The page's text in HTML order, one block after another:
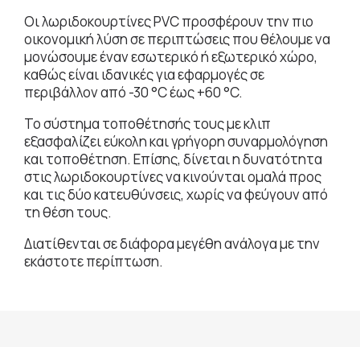
Οι λωριδοκουρτίνες PVC προσφέρουν την πιο
οικονομική λύση σε περιπτώσεις που θέλουμε να
μονώσουμε έναν εσωτερικό ή εξωτερικό χώρο,
καθώς είναι ιδανικές για εφαρμογές σε
περιβάλλον από -30 °C έως +60 °C.
Το σύστημα τοποθέτησής τους με κλιπ
εξασφαλίζει εύκολη και γρήγορη συναρμολόγηση
και τοποθέτηση. Επίσης, δίνεται η δυνατότητα
στις λωριδοκουρτίνες να κινούνται ομαλά προς
και τις δύο κατευθύνσεις, χωρίς να φεύγουν από
τη θέση τους.
Διατίθενται σε διάφορα μεγέθη ανάλογα με την
εκάστοτε περίπτωση.